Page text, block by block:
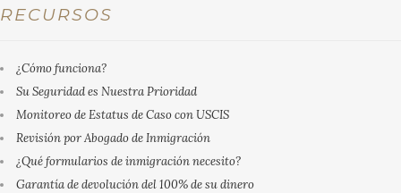
RECURSOS
¿Cómo funciona?
Su Seguridad es Nuestra Prioridad
Monitoreo de Estatus de Caso con USCIS
Revisión por Abogado de Inmigración
¿Qué formularios de inmigración necesito?
Garantía de devolución del 100% de su dinero